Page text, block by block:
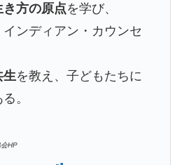
き方の原点を学び、
ンディアン・カウンセ
生を教え、子どもたちに
。
HP